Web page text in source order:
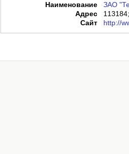
Наименование
ЗАО
Адрес
Сайт
http://